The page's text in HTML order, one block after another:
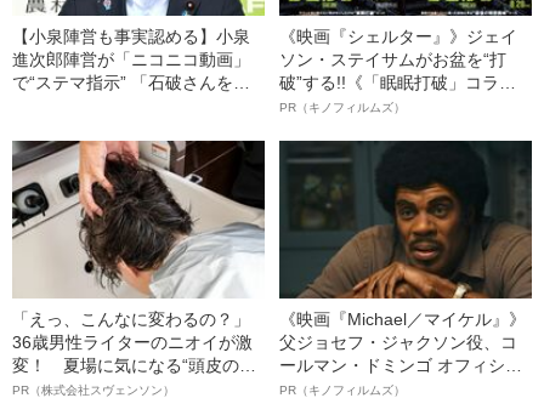
【小泉陣営も事実認める】小泉
進次郎陣営が「ニコニコ動画」
で“ステマ指示” 「石破さんを説
《映画『シェルター』》ジェイ
ソン・ステイサムがお盆を“打
破”する!!《「眠眠打破」コラ
ボ》
PR（キノフィルムズ）
「えっ、こんなに変わるの？」
36歳男性ライターのニオイが激
変！ 夏場に気になる“頭皮のニ
オイ”や“ベタつき”を解消す
PR（株式会社スヴェンソン）
《映画『Michael／マイケル』》
父ジョセフ・ジャクソン役、コ
ールマン・ドミンゴ オフィシャ
ルインタビュー“観客を魅了した
PR（キノフィルムズ）